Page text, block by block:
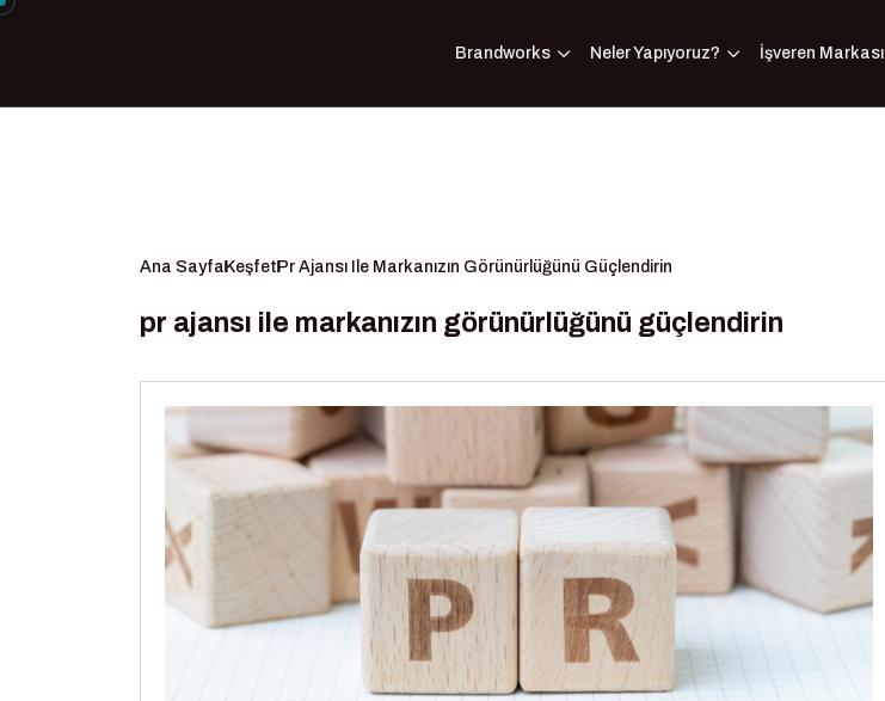
Brandworks Neler Yapıyoruz? İşveren Markası
Ana Sayfa Keşfet Pr Ajansı Ile Markanızın Görünürlüğünü Güçlendirin
pr ajansı ile markanızın görünürlüğünü güçlendirin